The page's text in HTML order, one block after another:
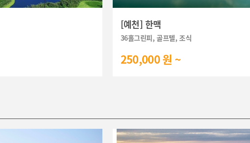
[예천] 한맥
36홀그린피, 골프텔, 조식
250,000 원 ~